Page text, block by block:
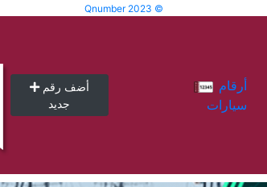
Qnumber 2023 ©
أضف رقم
جديد
سيارات